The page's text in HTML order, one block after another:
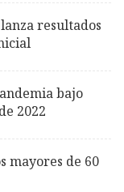
resultados
bajo
2022
mayores de 60